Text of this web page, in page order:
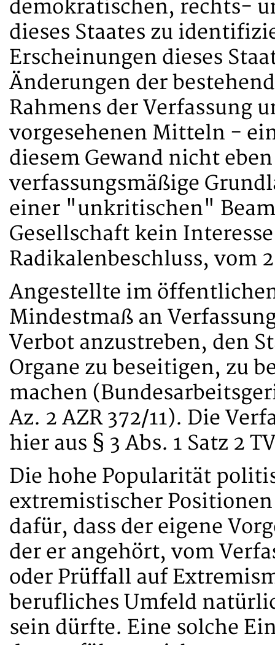
demokratischen, rechts-
dieses Staates zu
Erscheinungen dieses
Änderungen der
Rahmens der Verfassung
vorgesehenen Mitteln -
diesem Gewand nicht
verfassungsmäßige
einer "unkritischen"
Gesellschaft kein
Radikalenbeschluss, vom
Angestellte im
Mindestmaß an
Verbot anzustreben, den
Organe zu beseitigen, zu
machen
Az. 2 AZR 372/11). Die
hier aus § 3 Abs. 1 Satz 2
Die hohe Popularität
extremistischer
dafür, dass der eigene
der er angehört, vom
oder Prüffall auf
berufliches Umfeld
sein dürfte. Eine solche